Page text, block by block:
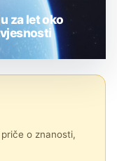
za let oko
o znanosti,